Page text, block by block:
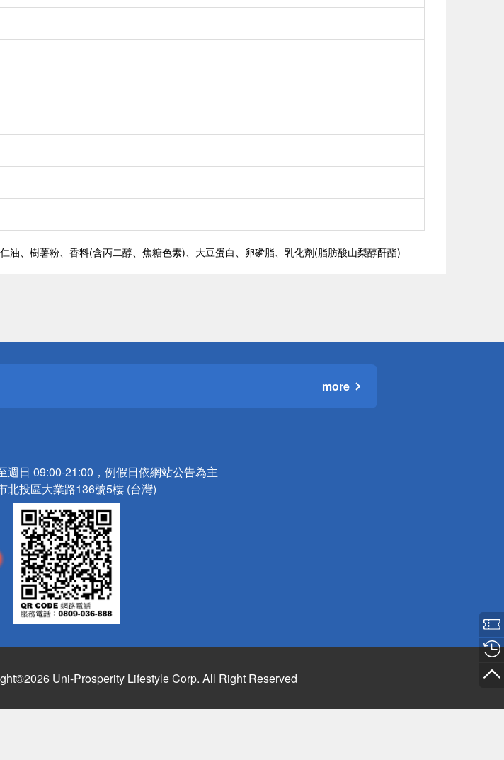
油、樹薯粉、香料(含丙二醇、焦糖色素)、大豆蛋白、卵磷脂、乳化劑(脂肪酸山梨醇酐酯)
more
週日 09:00-21:00，例假日依網站公告為主
北投區大業路136號5樓 (台灣)
Uni-Prosperity Lifestyle Corp. All Right Reserved